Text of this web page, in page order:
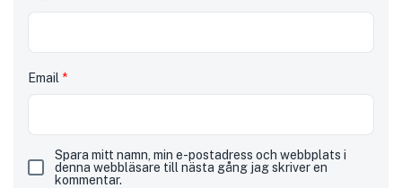
Email *
Spara mitt namn, min e-postadress och webbplats i
denna webbläsare till nästa gång jag skriver en
kommentar.